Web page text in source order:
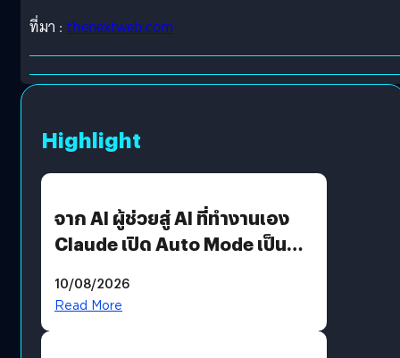
ที่มา : thenextweb.com
Highlight
จาก AI ผู้ช่วยสู่ AI ที่ทำงานเอง
Claude เปิด Auto Mode เป็นค่า
10/08/2026
Read More